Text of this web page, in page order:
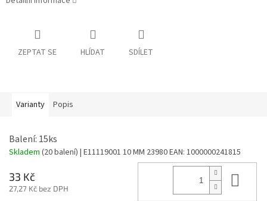
ZEPTAT SE HLÍDAT SDÍLET
Varianty Popis
Balení: 15ks
Skladem (20 balení) | E11119001 10 MM 23980EAN: 1000000241815
33 Kč
27,27 Kč bez DPH